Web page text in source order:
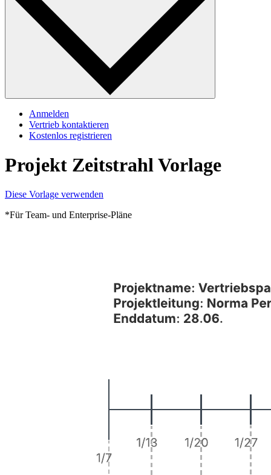
Anmelden
Vertrieb kontaktieren
Kostenlos registrieren
Projekt Zeitstrahl Vorlage
Diese Vorlage verwenden
*Für Team- und Enterprise-Pläne